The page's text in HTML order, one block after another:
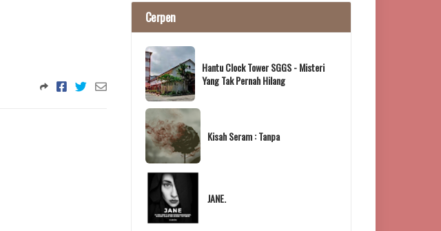
Cerpen
Hantu Clock Tower SGGS - Misteri
Yang Tak Pernah Hilang
Kisah Seram : Tanpa
JANE.